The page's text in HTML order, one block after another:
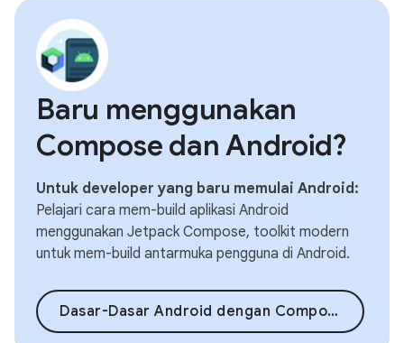
Baru menggunakan
Compose dan Android?
Untuk developer yang baru memulai Android:
Pelajari cara mem-build aplikasi Android
menggunakan Jetpack Compose, toolkit modern
untuk mem-build antarmuka pengguna di Android.
Dasar-Dasar Android dengan Compose